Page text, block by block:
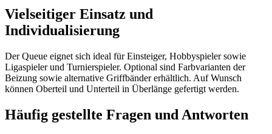
Vielseitiger Einsatz und
Individualisierung
Der Queue eignet sich ideal für Einsteiger, Hobbyspieler sowie
Ligaspieler und Turnierspieler. Optional sind Farbvarianten der
Beizung sowie alternative Griffbänder erhältlich. Auf Wunsch
können Oberteil und Unterteil in Überlänge gefertigt werden.
Häufig gestellte Fragen und Antworten